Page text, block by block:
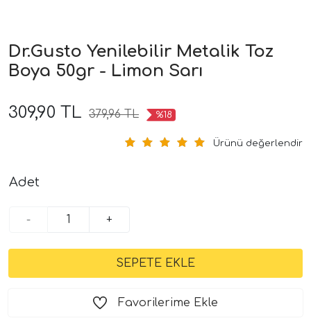
Dr.Gusto Yenilebilir Metalik Toz
Boya 50gr - Limon Sarı
309,90 TL 379,96 TL %18
Ürünü değerlendir
Adet
- +
Favorilerime Ekle